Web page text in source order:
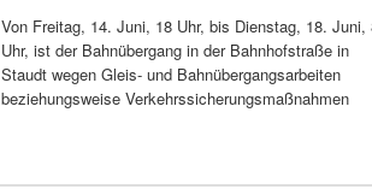
Von Freitag, 14. Juni, 18 Uhr, bis Dienstag, 18. Juni,
Uhr, ist der Bahnübergang in der Bahnhofstraße in
Staudt wegen Gleis- und Bahnübergangsarbeiten
beziehungsweise Verkehrssicherungsmaßnahmen